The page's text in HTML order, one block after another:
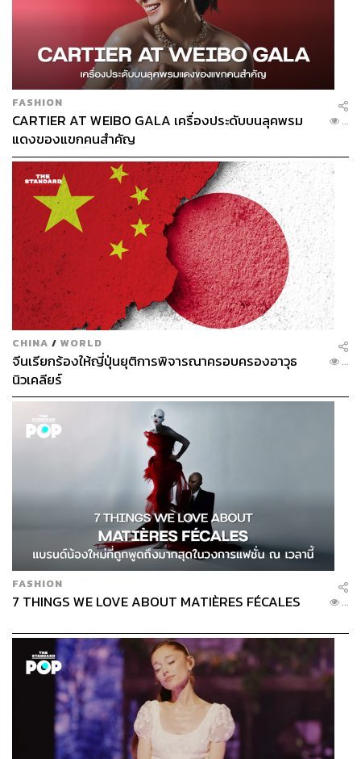
FASHION
CARTIER AT WEIBO GALA เครื่องประดับบนลุคพรม
แดงของแขกคนสำคัญ
...
CHINA / WORLD
จีนเรียกร้องให้ญี่ปุ่นยุติการพิจารณาครอบครองอาวุธ
นิวเคลียร์
...
FASHION
7 THINGS WE LOVE ABOUT MATIÈRES FÉCALES ...